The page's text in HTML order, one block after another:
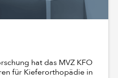
hat das MVZ KFO
für Kieferorthopädie in